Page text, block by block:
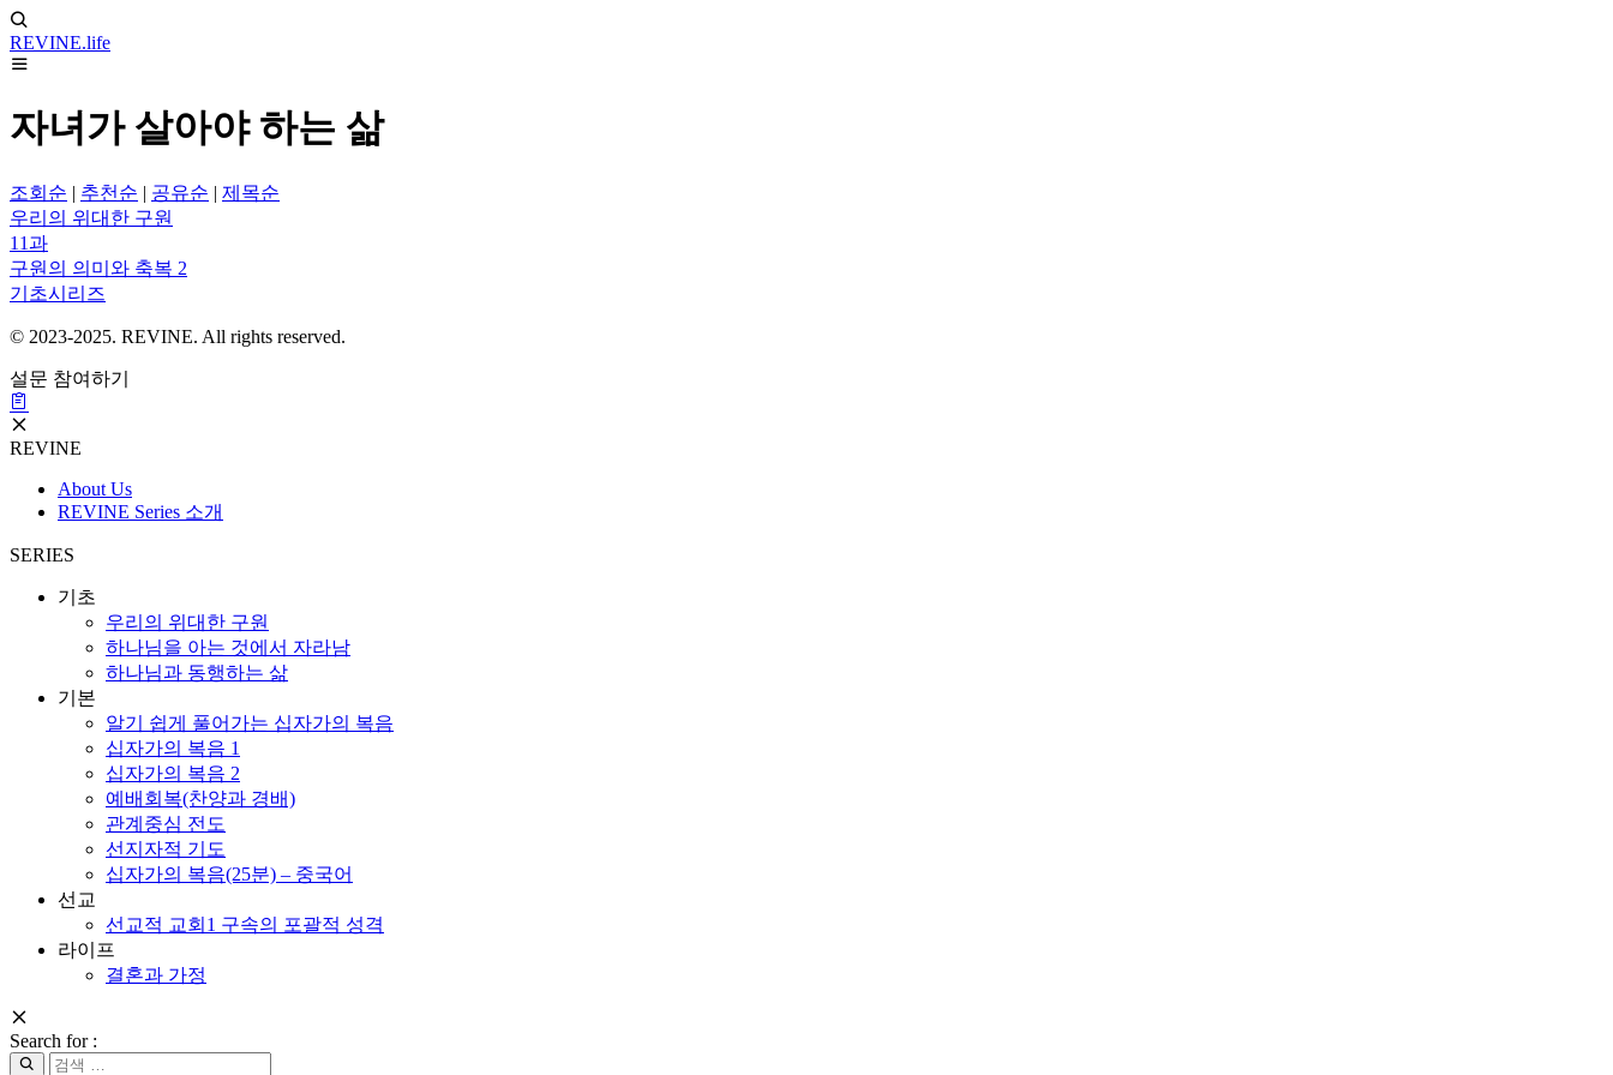
REVINE.life
자녀가 살아야 하는 삶
조회순 | 추천순 | 공유순 | 제목순
우리의 위대한 구원
11과
구원의 의미와 축복 2
기초시리즈
© 2023-2025. REVINE. All rights reserved.
설문 참여하기
REVINE
About Us
REVINE Series 소개
SERIES
기초
우리의 위대한 구원
하나님을 아는 것에서 자라남
하나님과 동행하는 삶
기본
알기 쉽게 풀어가는 십자가의 복음
십자가의 복음 1
십자가의 복음 2
예배회복(찬양과 경배)
관계중심 전도
선지자적 기도
십자가의 복음(25분) – 중국어
선교
선교적 교회1 구속의 포괄적 성격
라이프
결혼과 가정
Search for :